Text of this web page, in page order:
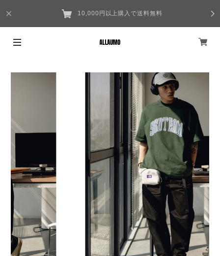
10,000円以上購入で送料無料